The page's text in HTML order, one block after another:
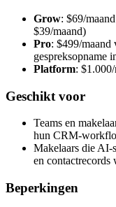
Grow: $69/
$39/maand)
Pro: $499/maand
gespreksopname
Platform:
Geschikt voor
Teams en
hun CRM-
Makelaars die AI-
en contactrecords
Beperkingen